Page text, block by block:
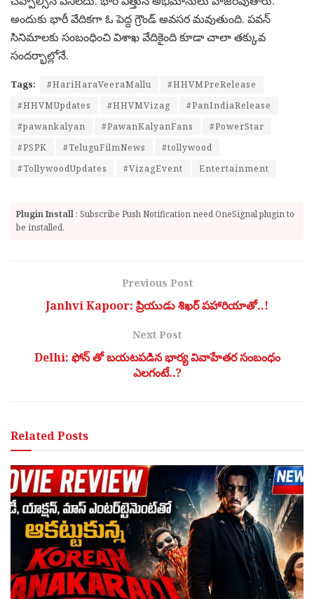
అందుకు భారీ వేదిక‌గా ఓ పెద్ద గ్రౌండ్ అవ‌స‌ర మ‌వుతుంది. ప‌వ‌న్
సినిమాల‌కు సంబంధించి విశాఖ వేదికైంది కూడా చాలా త‌క్కువ
సంద‌ర్భాల్లోనే.
Tags: #HariHaraVeeraMallu
#HHVMPreRelease
#HHVMUpdates
#HHVMVizag
#PanIndiaRelease
#pawankalyan
#PawanKalyanFans
#PowerStar
#PSPK
#TeluguFilmNews
#tollywood
#TollywoodUpdates
#VizagEvent Entertainment
Plugin Install : Subscribe Push Notification need OneSignal plugin to
be installed.
Previous Post
Janhvi Kapoor: ప్రియుడు శిఖ‌ర్ ప‌హారియాతో..!
Next Post
Delhi: ఫోన్ తో బయటపడిన భార్య వివాహేతర సంబంధం
ఎలగంటే..?
RelatedPosts